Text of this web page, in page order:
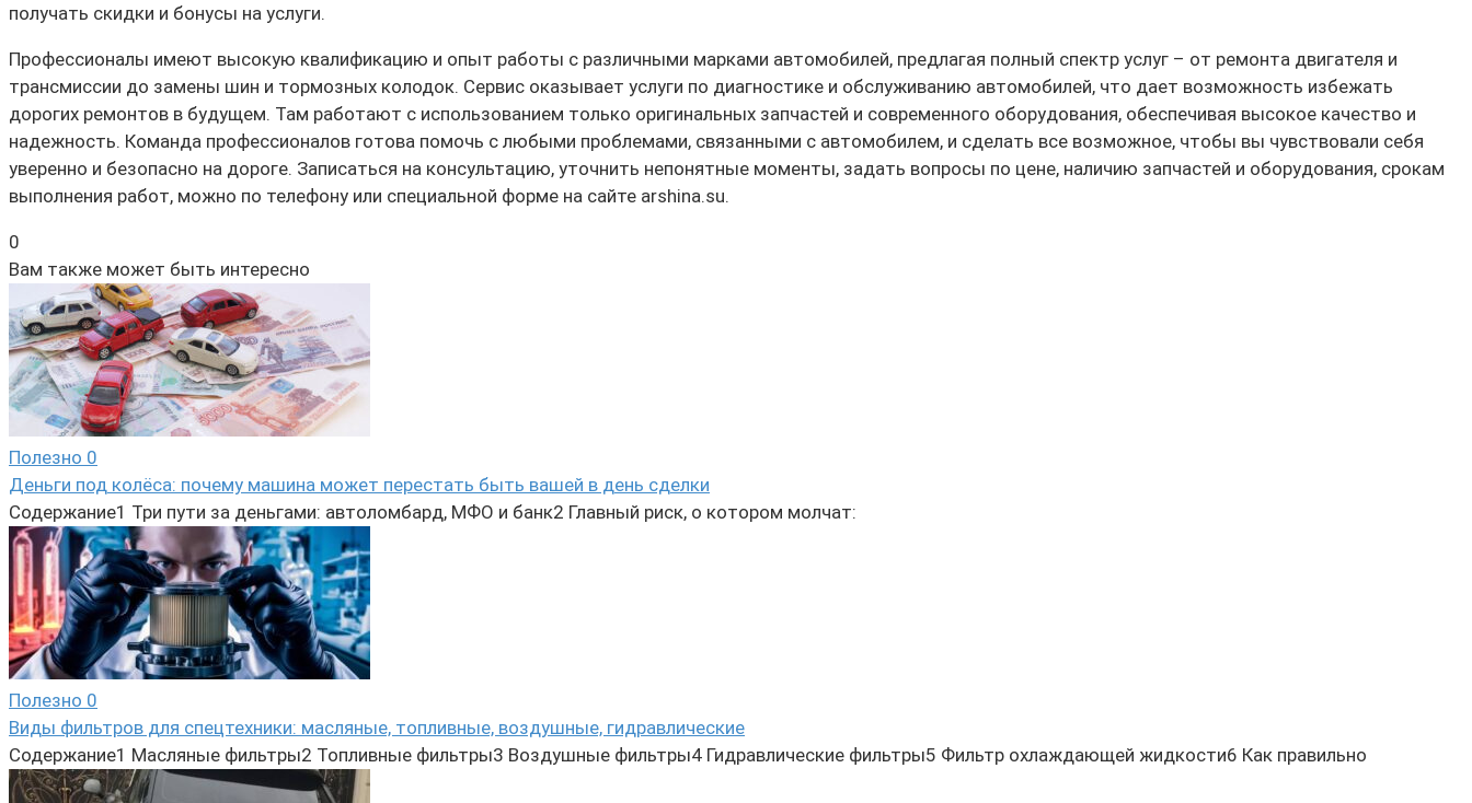
получать скидки и бонусы на услуги.
Профессионалы имеют высокую квалификацию и опыт работы с различными марками автомобилей, предлагая полный спектр услуг – от ремонта двигателя и
трансмиссии до замены шин и тормозных колодок. Сервис оказывает услуги по диагностике и обслуживанию автомобилей, что дает возможность избежать
дорогих ремонтов в будущем. Там работают с использованием только оригинальных запчастей и современного оборудования, обеспечивая высокое качество и
надежность. Команда профессионалов готова помочь с любыми проблемами, связанными с автомобилем, и сделать все возможное, чтобы вы чувствовали себя
уверенно и безопасно на дороге. Записаться на консультацию, уточнить непонятные моменты, задать вопросы по цене, наличию запчастей и оборудования, срокам
выполнения работ, можно по телефону или специальной форме на сайте arshina.su.
0
Вам также может быть интересно
Полезно 0
Деньги под колёса: почему машина может перестать быть вашей в день сделки
Содержание1 Три пути за деньгами: автоломбард, МФО и банк2 Главный риск, о котором молчат:
Полезно 0
Виды фильтров для спецтехники: масляные, топливные, воздушные, гидравлические
Содержание1 Масляные фильтры2 Топливные фильтры3 Воздушные фильтры4 Гидравлические фильтры5 Фильтр охлаждающей жидкости6 Как правильно